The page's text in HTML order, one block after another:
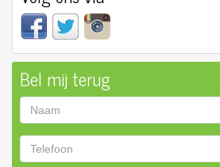
Bel mij terug
Naam